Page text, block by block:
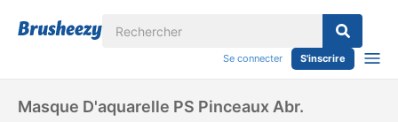
Se connecter S'inscrire
Masque D'aquarelle PS Pinceaux Abr.